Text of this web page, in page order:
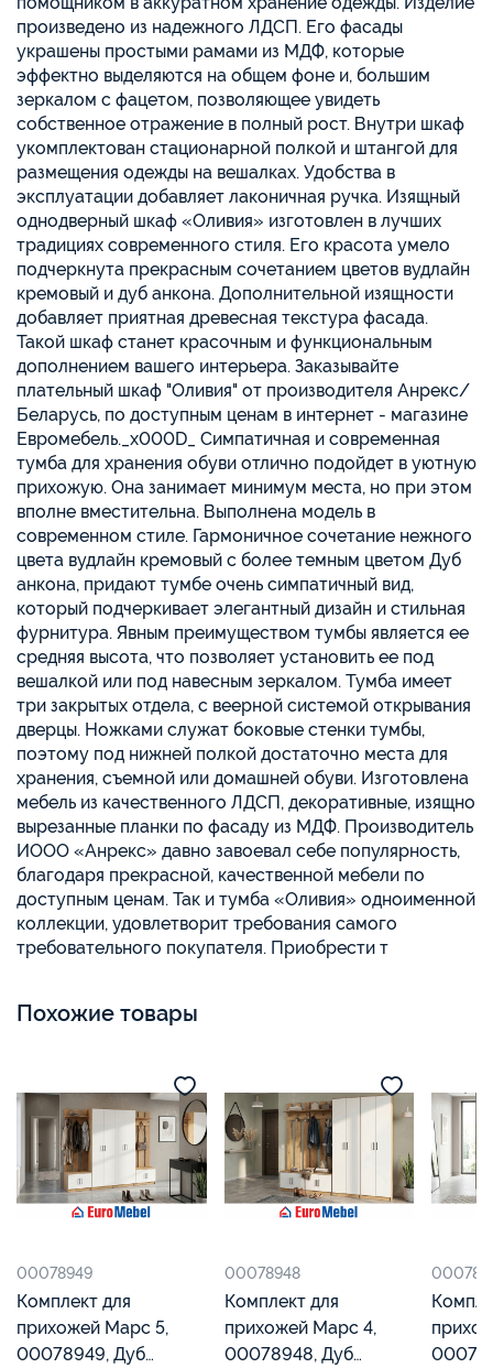
произведено из надежного ЛДСП. Его фасады
украшены простыми рамами из МДФ, которые
эффектно выделяются на общем фоне и, большим
зеркалом с фацетом, позволяющее увидеть
собственное отражение в полный рост. Внутри шкаф
укомплектован стационарной полкой и штангой для
размещения одежды на вешалках. Удобства в
эксплуатации добавляет лаконичная ручка. Изящный
однодверный шкаф «Оливия» изготовлен в лучших
традициях современного стиля. Его красота умело
подчеркнута прекрасным сочетанием цветов вудлайн
кремовый и дуб анкона. Дополнительной изящности
добавляет приятная древесная текстура фасада.
Такой шкаф станет красочным и функциональным
дополнением вашего интерьера. Заказывайте
плательный шкаф "Оливия" от производителя Анрекс/
Беларусь, по доступным ценам в интернет - магазине
Евромебель._x000D_ Симпатичная и современная
тумба для хранения обуви отлично подойдет в уютную
прихожую. Она занимает минимум места, но при этом
вполне вместительна. Выполнена модель в
современном стиле. Гармоничное сочетание нежного
цвета вудлайн кремовый с более темным цветом Дуб
анкона, придают тумбе очень симпатичный вид,
который подчеркивает элегантный дизайн и стильная
фурнитура. Явным преимуществом тумбы является ее
средняя высота, что позволяет установить ее под
вешалкой или под навесным зеркалом. Тумба имеет
три закрытых отдела, с веерной системой открывания
дверцы. Ножками служат боковые стенки тумбы,
поэтому под нижней полкой достаточно места для
хранения, съемной или домашней обуви. Изготовлена
мебель из качественного ЛДСП, декоративные, изящно
вырезанные планки по фасаду из МДФ. Производитель
ИООО «Анрекс» давно завоевал себе популярность,
благодаря прекрасной, качественной мебели по
доступным ценам. Так и тумба «Оливия» одноименной
коллекции, удовлетворит требования самого
требовательного покупателя. Приобрести т
Похожие товары
00078949
Комплект для
прихожей Марс 5,
00078949, Дуб
00078948
Комплект для
прихожей Марс 4,
00078948, Дуб